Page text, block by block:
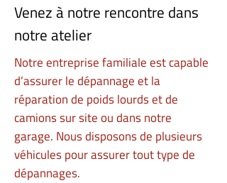
Venez à notre rencontre dans
notre atelier
Notre entreprise familiale est capable
d’assurer le dépannage et la
réparation de poids lourds et de
camions sur site ou dans notre
garage. Nous disposons de plusieurs
véhicules pour assurer tout type de
dépannages.